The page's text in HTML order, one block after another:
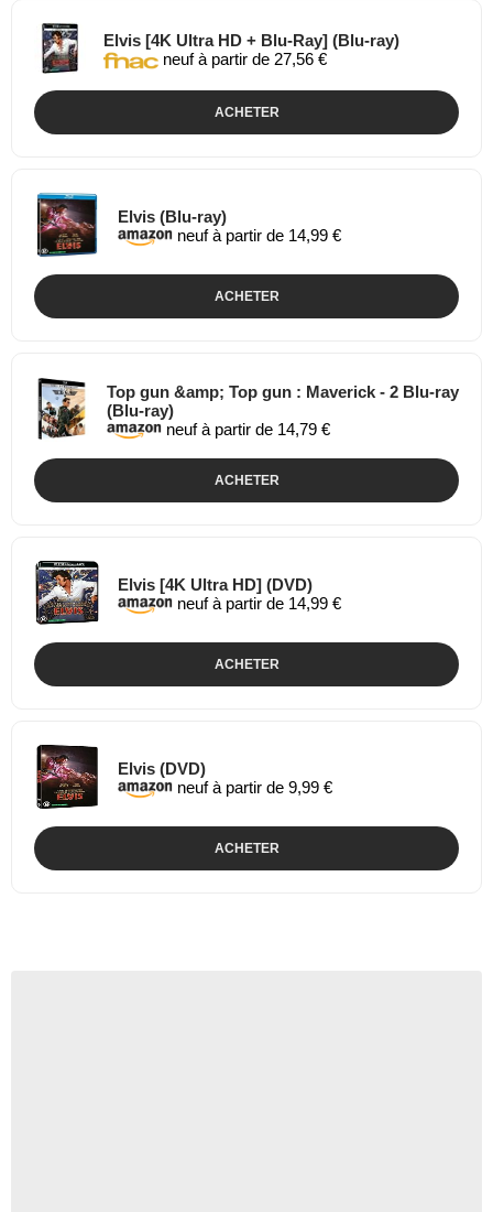
Elvis [4K Ultra HD + Blu-Ray] (Blu-ray)
neuf à partir de 27,56 €
ACHETER
Elvis (Blu-ray)
neuf à partir de 14,99 €
ACHETER
Top gun &amp; Top gun : Maverick - 2 Blu-ray
(Blu-ray)
neuf à partir de 14,79 €
ACHETER
Elvis [4K Ultra HD] (DVD)
neuf à partir de 14,99 €
ACHETER
Elvis (DVD)
neuf à partir de 9,99 €
ACHETER